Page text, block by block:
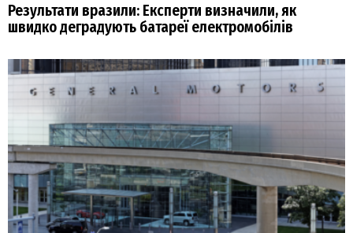
Результати вразили: Експерти визначили, як
швидко деградують батареї електромобілів